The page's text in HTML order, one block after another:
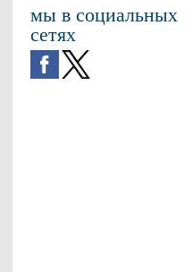
мы в социальных
сетях